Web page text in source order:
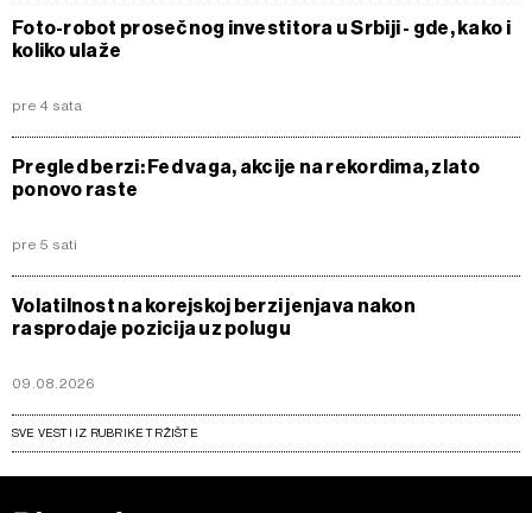
Foto-robot prosečnog investitora u Srbiji - gde, kako i
koliko ulaže
pre 4 sata
Pregled berzi: Fed vaga, akcije na rekordima, zlato
ponovo raste
pre 5 sati
Volatilnost na korejskoj berzi jenjava nakon
rasprodaje pozicija uz polugu
09.08.2026
SVE VESTI IZ RUBRIKE TRŽIŠTE